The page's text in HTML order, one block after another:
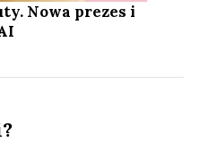
Nowa prezes i